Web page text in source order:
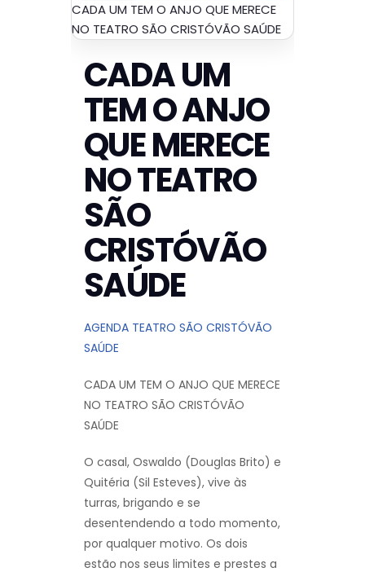
CADA UM TEM O ANJO QUE MERECE
NO TEATRO SÃO CRISTÓVÃO SAÚDE
CADA UM
TEM O ANJO
QUE MERECE
NO TEATRO
SÃO
CRISTÓVÃO
SAÚDE
AGENDA TEATRO SÃO CRISTÓVÃO
SAÚDE
CADA UM TEM O ANJO QUE MERECE
NO TEATRO SÃO CRISTÓVÃO
SAÚDE
O casal, Oswaldo (Douglas Brito) e
Quitéria (Sil Esteves), vive às
turras, brigando e se
desentendendo a todo momento,
por qualquer motivo. Os dois
estão nos seus limites e prestes a